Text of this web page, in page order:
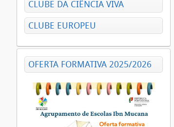
CLUBE DA CIÊNCIA VIVA
CLUBE EUROPEU
OFERTA FORMATIVA 2025/2026